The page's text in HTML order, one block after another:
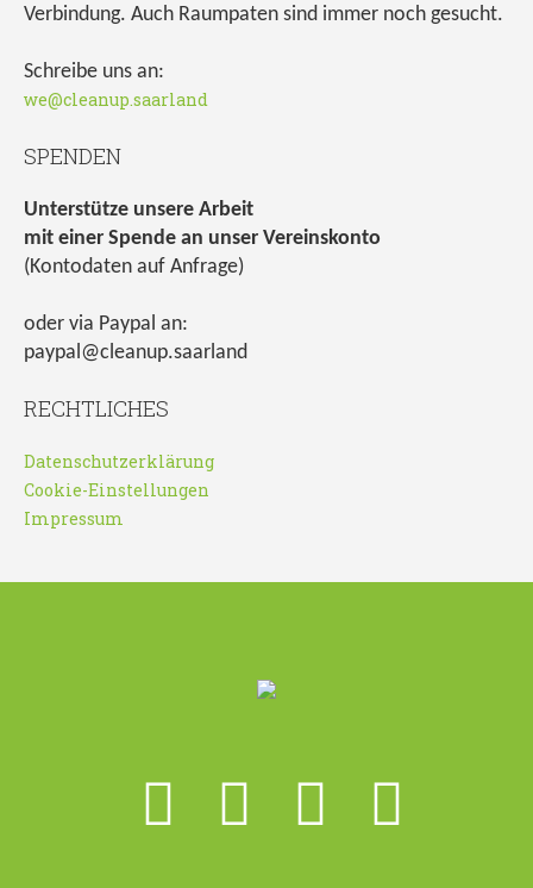
Verbindung. Auch Raumpaten sind immer noch gesucht.
Schreibe uns an:
we@cleanup.saarland
SPENDEN
Unterstütze unsere Arbeit
mit einer Spende an unser Vereinskonto
(Kontodaten auf Anfrage)
oder via Paypal an:
paypal@cleanup.saarland
RECHTLICHES
Datenschutzerklärung
Cookie-Einstellungen
Impressum